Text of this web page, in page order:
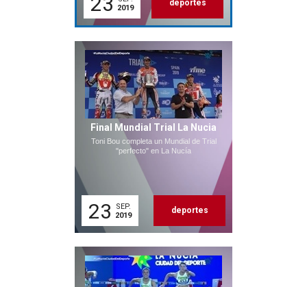
2019
deportes
Final Mundial Trial La Nucia
Toni Bou completa un Mundial de Trial
"perfecto" en La Nucía
23
SEP.
2019
deportes